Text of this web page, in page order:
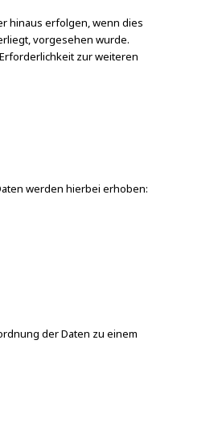
hinaus erfolgen, wenn dies
vorgesehen wurde.
zur weiteren
werden hierbei erhoben:
der Daten zu einem